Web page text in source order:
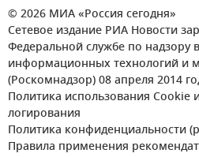
© 2026 МИА «Россия сегодня»
Сетевое издание РИА Новости
Федеральной службе по надзору
информационных технологий и
(Роскомнадзор) 08 апреля 2014
Политика использования Cookie
логирования
Политика конфиденциальности
Правила применения